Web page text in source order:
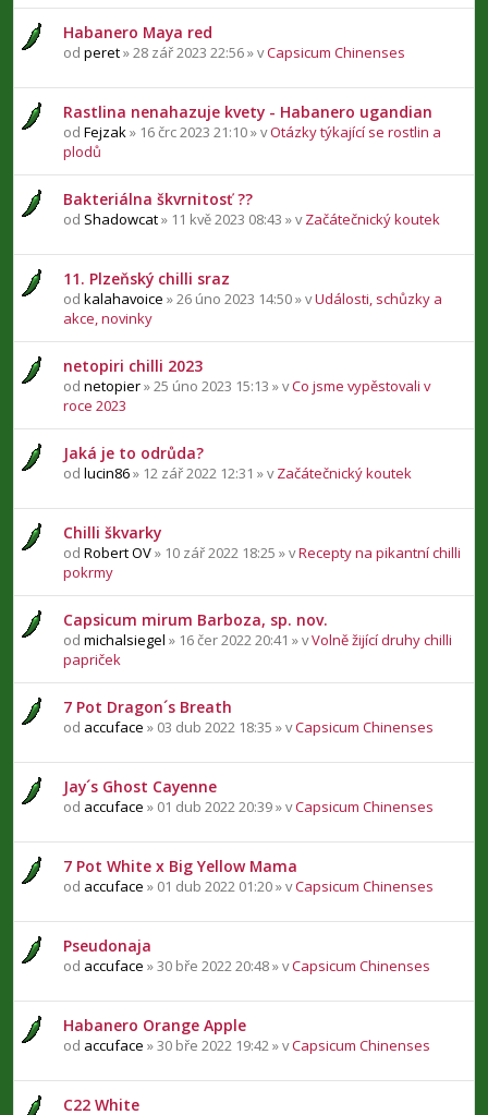
Habanero Maya red
od peret» 28 zář 2023 22:56 » vCapsicum Chinenses
Rastlina nenahazuje kvety - Habanero ugandian
od Fejzak » 16 črc 2023 21:10 » vOtázky týkající se rostlin a
plodů
Bakteriálna škvrnitosť ??
od Shadowcat» 11 kvě 2023 08:43 » vZačátečnický koutek
11. Plzeňský chilli sraz
od kalahavoice » 26 úno 2023 14:50 » vUdálosti, schůzky a
akce, novinky
netopiri chilli 2023
od netopier» 25 úno 2023 15:13 » vCo jsme vypěstovali v
roce 2023
Jaká je to odrůda?
od lucin86» 12 zář 2022 12:31 » vZačátečnický koutek
Chilli škvarky
od Robert OV» 10 zář 2022 18:25 » vRecepty na pikantní chilli
pokrmy
Capsicum mirum Barboza, sp. nov.
od michalsiegel » 16 čer 2022 20:41 » vVolně žijící druhy chilli
papriček
7 Pot Dragon´s Breath
od accuface » 03 dub 2022 18:35 » vCapsicum Chinenses
Jay´s Ghost Cayenne
od accuface » 01 dub 2022 20:39 » vCapsicum Chinenses
7 Pot White x Big Yellow Mama
od accuface » 01 dub 2022 01:20 » vCapsicum Chinenses
Pseudonaja
od accuface » 30 bře 2022 20:48 » vCapsicum Chinenses
Habanero Orange Apple
od accuface » 30 bře 2022 19:42 » vCapsicum Chinenses
C22 White